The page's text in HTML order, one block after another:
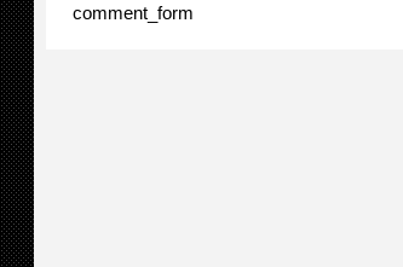
comment_form